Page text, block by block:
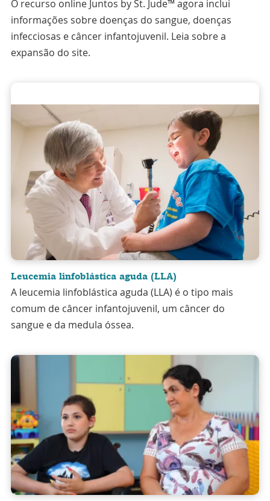
O recurso online Juntos by St. Jude™ agora inclui
informações sobre doenças do sangue, doenças
infecciosas e câncer infantojuvenil. Leia sobre a
expansão do site.
Leucemia linfoblástica aguda (LLA)
A leucemia linfoblástica aguda (LLA) é o tipo mais
comum de câncer infantojuvenil, um câncer do
sangue e da medula óssea.